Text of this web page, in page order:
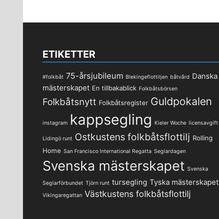
ETIKETTER
#folkbåt 75-årsjubileum Blekingeflottiljen båtvård Danska
mästerskapet En tillbakablick Folkbåtsbörsen
Folkbåtsnytt Folkbåtsregister Guldpokalen
instagram kappsegling Kieler Woche licensavgift
Lidingö runt Ostkustens folkbåtsflottilj Rolling
Home San Francisco International Regatta Seglardagen
Svenska mästerskapet Svenska
Seglarförbundet Tjörn runt tursegling Tyska mästerskapet
Vikingaregattan Västkustens folkbåtsflottilj